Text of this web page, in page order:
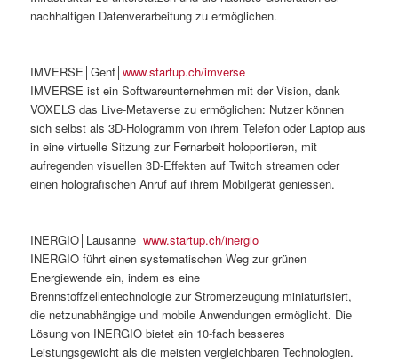
nachhaltigen Datenverarbeitung zu ermöglichen.
IMVERSE│Genf│www.startup.ch/imverse
IMVERSE ist ein Softwareunternehmen mit der Vision, dank
VOXELS das Live-Metaverse zu ermöglichen: Nutzer können
sich selbst als 3D-Hologramm von ihrem Telefon oder Laptop aus
in eine virtuelle Sitzung zur Fernarbeit holoportieren, mit
aufregenden visuellen 3D-Effekten auf Twitch streamen oder
einen holografischen Anruf auf ihrem Mobilgerät geniessen.
INERGIO│Lausanne│www.startup.ch/inergio
INERGIO führt einen systematischen Weg zur grünen
Energiewende ein, indem es eine
Brennstoffzellentechnologie zur Stromerzeugung miniaturisiert,
die netzunabhängige und mobile Anwendungen ermöglicht. Die
Lösung von INERGIO bietet ein 10-fach besseres
Leistungsgewicht als die meisten vergleichbaren Technologien.